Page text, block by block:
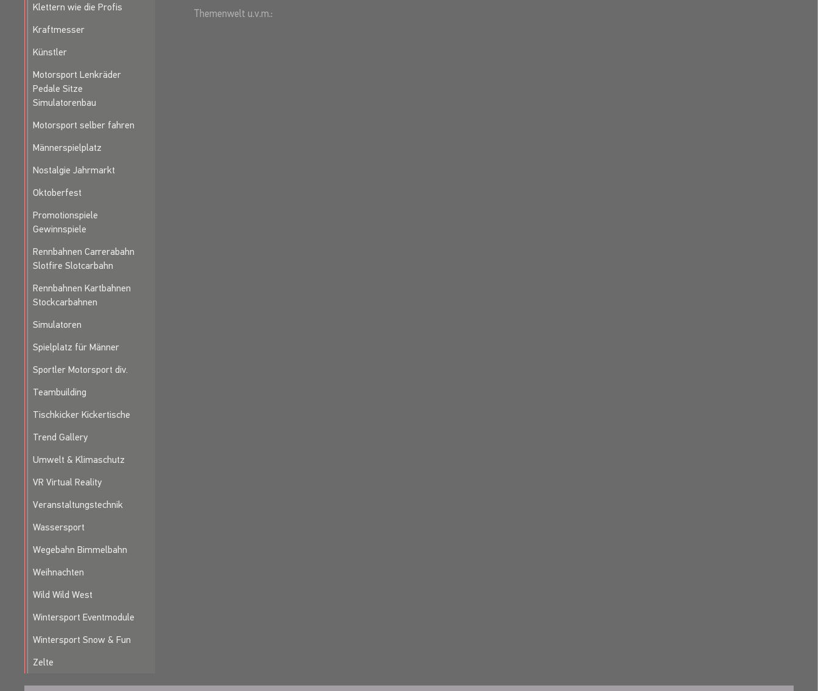
Klettern wie die Profis
Kraftmesser
Künstler
Motorsport Lenkräder
Pedale Sitze
Simulatorenbau
Motorsport selber fahren
Männerspielplatz
Nostalgie Jahrmarkt
Oktoberfest
Promotionspiele
Gewinnspiele
Rennbahnen Carrerabahn
Slotfire Slotcarbahn
Rennbahnen Kartbahnen
Stockcarbahnen
Simulatoren
Spielplatz für Männer
Sportler Motorsport div.
Teambuilding
Tischkicker Kickertische
Trend Gallery
Umwelt & Klimaschutz
VR Virtual Reality
Veranstaltungstechnik
Wassersport
Wegebahn Bimmelbahn
Weihnachten
Wild Wild West
Wintersport Eventmodule
Wintersport Snow & Fun
Zelte
Themenwelt u.v.m.: